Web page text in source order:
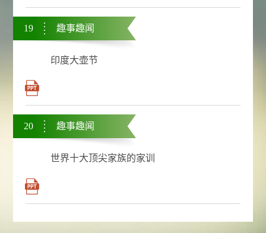
19 趣事趣闻
印度大壶节
20 趣事趣闻
世界十大顶尖家族的家训